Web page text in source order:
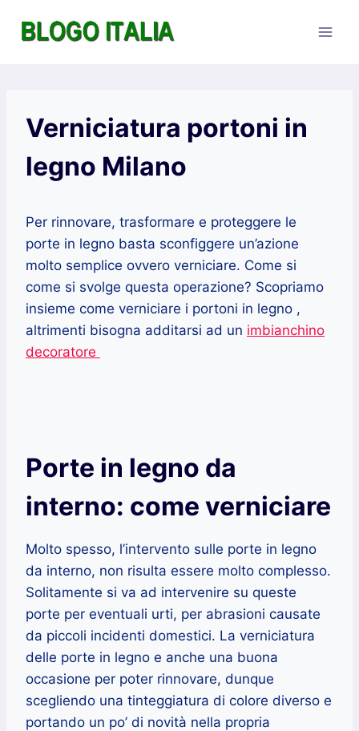
Verniciatura portoni in
legno Milano
Per rinnovare, trasformare e proteggere le
porte in legno basta sconfiggere un’azione
molto semplice ovvero verniciare. Come si
come si svolge questa operazione? Scopriamo
insieme come verniciare i portoni in legno ,
altrimenti bisogna additarsi ad un imbianchino
decoratore
Porte in legno da
interno: come verniciare
Molto spesso, l’intervento sulle porte in legno
da interno, non risulta essere molto complesso.
Solitamente si va ad intervenire su queste
porte per eventuali urti, per abrasioni causate
da piccoli incidenti domestici. La verniciatura
delle porte in legno e anche una buona
occasione per poter rinnovare, dunque
scegliendo una tinteggiatura di colore diverso e
portando un po’ di novità nella propria